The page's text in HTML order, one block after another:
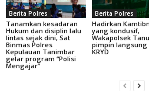
Berita Polres
Tanamkan kesadaran
Hukum dan disiplin lalu
lintas sejak dini, Sat
Binmas Polres
Kepulauan Tanimbar
gelar program “Polisi
Mengajar”
Berita Polres
Hadirkan
yang kondusif,
Wakapolsek
pimpin langsung
KRYD